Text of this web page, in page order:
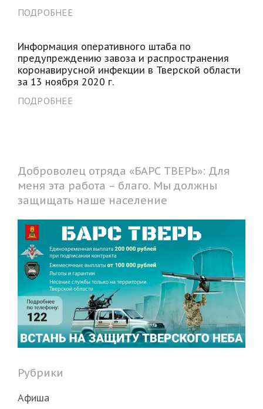
ПОДРОБНЕЕ
Информация оперативного штаба по
предупреждению завоза и распространения
коронавирусной инфекции в Тверской области
за 13 ноября 2020 г.
ПОДРОБНЕЕ
Доброволец отряда «БАРС ТВЕРЬ»: Для
меня эта работа – благо. Мы должны
защищать наше население
Рубрики
Афиша